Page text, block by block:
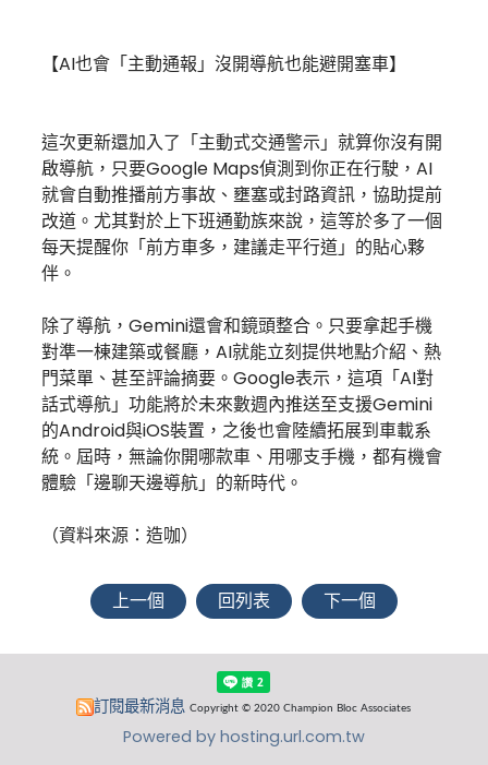
【AI也會「主動通報」沒開導航也能避開塞車】
這次更新還加入了「主動式交通警示」就算你沒有開
啟導航，只要Google Maps偵測到你正在行駛，AI
就會自動推播前方事故、壅塞或封路資訊，協助提前
改道。尤其對於上下班通勤族來說，這等於多了一個
每天提醒你「前方車多，建議走平行道」的貼心夥
伴。
除了導航，Gemini還會和鏡頭整合。只要拿起手機
對準一棟建築或餐廳，AI就能立刻提供地點介紹、熱
門菜單、甚至評論摘要。Google表示，這項「AI對
話式導航」功能將於未來數週內推送至支援Gemini
的Android與iOS裝置，之後也會陸續拓展到車載系
統。屆時，無論你開哪款車、用哪支手機，都有機會
體驗「邊聊天邊導航」的新時代。
（資料來源：造咖）
上一個 回列表 下一個
訂閱最新消息 Copyright © 2020 Champion Bloc Associates
Powered by hosting.url.com.tw